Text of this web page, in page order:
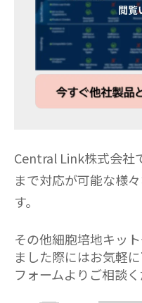
Central Link株式会社
まで対応が可能な様
す。
その他細胞培地キッ
ました際にはお気軽
フォームよりご相談く